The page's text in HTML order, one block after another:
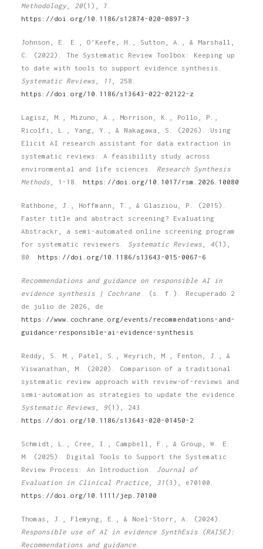
Methodology
20(1), 7.
https://doi.org/10.1186/s12874-020-0897-3
Johnson, E. E., O’Keefe, H., Sutton, A., & Marshall,
C. (2022). The Systematic Review Toolbox: Keeping up
to date with tools to support evidence synthesis.
Systematic Reviews
11 , 258.
https://doi.org/10.1186/s13643-022-02122-z
Lagisz, M., Mizuno, A., Morrison, K., Pollo, P.,
Ricolfi, L., Yang, Y., & Nakagawa, S. (2026). Using
Elicit AI research assistant for data extraction in
systematic reviews: A feasibility study across
environmental and life sciences. Research Synthesis
Methods , 1-18. https://doi.org/10.1017/rsm.2026.10080
Rathbone, J., Hoffmann, T., & Glasziou, P. (2015).
Faster title and abstract screening? Evaluating
Abstrackr, a semi-automated online screening program
for systematic reviewers. Systematic Reviews 4(1),
80. https://doi.org/10.1186/s13643-015-0067-6
Recommendations and guidance on responsible AI in
evidence synthesis | Cochrane . (s. f.). Recuperado 2
de julio de 2026, de
https://www.cochrane.org/events/recommendations-and-
guidance-responsible-ai-evidence-synthesis
Reddy, S. M., Patel, S., Weyrich, M., Fenton, J., &
Viswanathan, M. (2020). Comparison of a traditional
systematic review approach with review-of-reviews and
semi-automation as strategies to update the evidence.
Systematic Reviews
9(1), 243.
https://doi.org/10.1186/s13643-020-01450-2
Schmidt, L., Cree, I., Campbell, F., & Group, W. E.
M. (2025). Digital Tools to Support the Systematic
Review Process: An Introduction. Journal of
Evaluation in Clinical Practice
31 (3), e70100.
https://doi.org/10.1111/jep.70100
Thomas, J., Flemyng, E., & Noel-Storr, A. (2024).
Responsible use of AI in evidence SynthEsis (RAISE):
Recommendations and guidance